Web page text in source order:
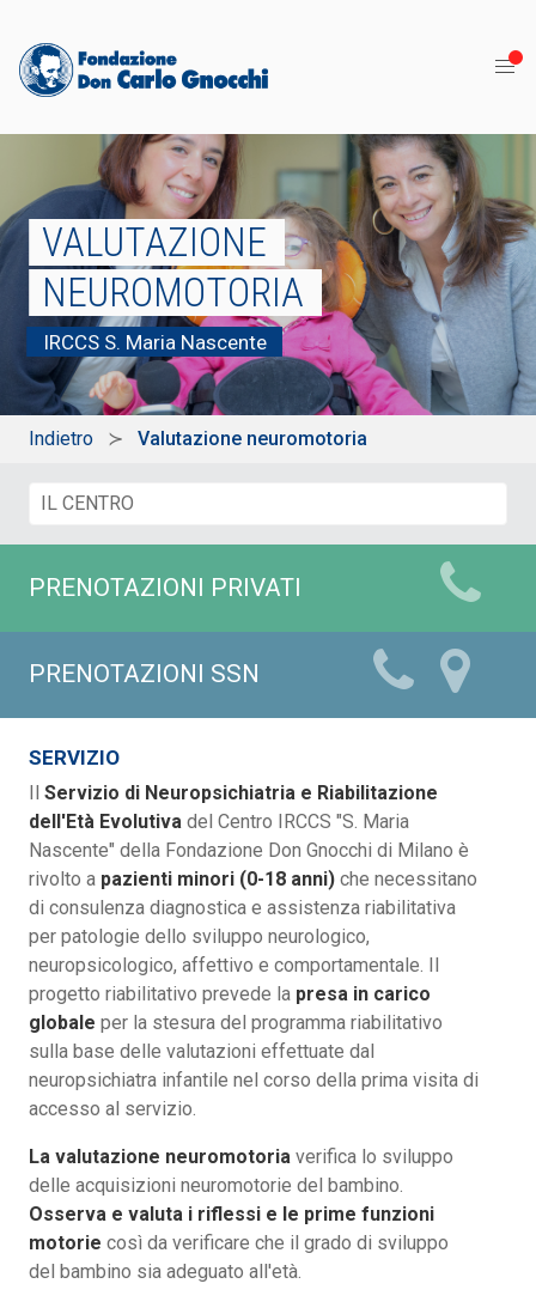
VALUTAZIONE
NEUROMOTORIA
IRCCS S. Maria Nascente
Indietro Valutazione neuromotoria
PRENOTAZIONI PRIVATI
PRENOTAZIONI SSN
SERVIZIO
Il Servizio di Neuropsichiatria e Riabilitazione
dell'Età Evolutiva del Centro IRCCS "S. Maria
Nascente" della Fondazione Don Gnocchi di Milano è
rivolto a pazienti minori (0-18 anni) che necessitano
di consulenza diagnostica e assistenza riabilitativa
per patologie dello sviluppo neurologico,
neuropsicologico, affettivo e comportamentale. Il
progetto riabilitativo prevede la presa in carico
globale per la stesura del programma riabilitativo
sulla base delle valutazioni effettuate dal
neuropsichiatra infantile nel corso della prima visita di
accesso al servizio.
La valutazione neuromotoria verifica lo sviluppo
delle acquisizioni neuromotorie del bambino.
Osserva e valuta i riflessi e le prime funzioni
motorie così da verificare che il grado di sviluppo
del bambino sia adeguato all'età.